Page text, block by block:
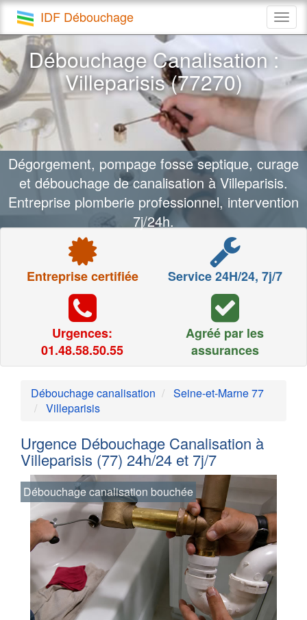
IDF Débouchage
Débouchage Canalisation :
Villeparisis (77270)
Dégorgement, pompage fosse septique, curage
et débouchage de canalisation à Villeparisis.
Entreprise plomberie professionnel, intervention
7j/24h.
Entreprise certifiée Service 24H/24, 7j/7
Urgences:
01.48.58.50.55
Agréé par les
assurances
Débouchage canalisation
Seine-et-Marne 77
Villeparisis
Urgence Débouchage Canalisation à
Villeparisis (77) 24h/24 et 7j/7
Débouchage canalisation bouchée